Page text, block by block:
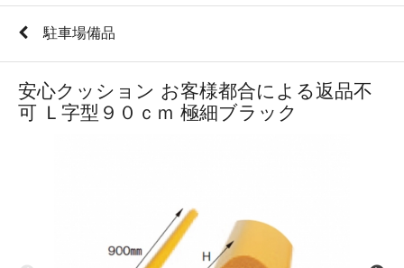
駐車場備品
安心クッション お客様都合による返品不
可 Ｌ字型９０ｃｍ 極細ブラック